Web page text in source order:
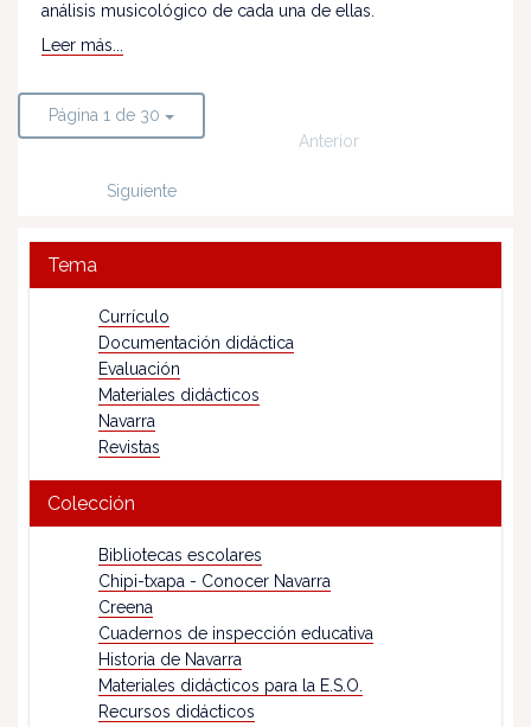
análisis musicológico de cada una de ellas.
Leer más...
Página 1 de 30
Anterior
Siguiente
Tema
Currículo
Documentación didáctica
Evaluación
Materiales didácticos
Navarra
Revistas
Colección
Bibliotecas escolares
Chipi-txapa - Conocer Navarra
Creena
Cuadernos de inspección educativa
Historia de Navarra
Materiales didácticos para la E.S.O.
Recursos didácticos